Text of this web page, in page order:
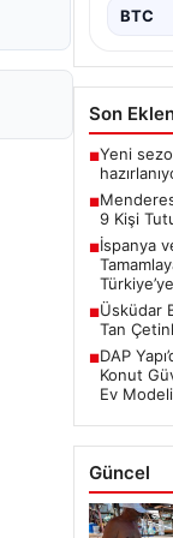
BTC
Son
■Yeni
■
9 Kişi
■İspanya
■Üsküdar
Tan
■DAP
Konut
Ev
Güncel